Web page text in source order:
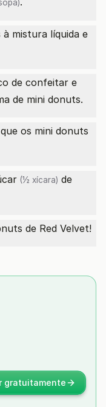
à mistura líquida e
de confeitar e
de mini donuts.
os mini donuts
(½ xícara) de
de Red Velvet!
gratuitamente